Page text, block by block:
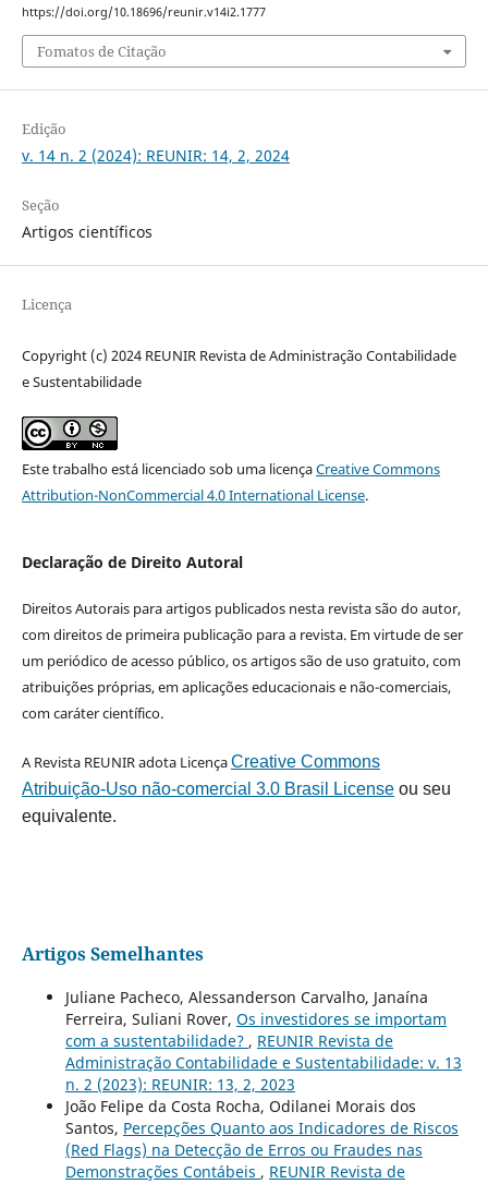
https://doi.org/10.18696/reunir.v14i2.1777
Fomatos de Citação
Edição
v. 14 n. 2 (2024): REUNIR: 14, 2, 2024
Seção
Artigos científicos
Licença
Copyright (c) 2024 REUNIR Revista de Administração Contabilidade
e Sustentabilidade
Este trabalho está licenciado sob uma licençaCreative Commons
Attribution-NonCommercial 4.0 International License.
Declaração de Direito Autoral
Direitos Autorais para artigos publicados nesta revista são do autor,
com direitos de primeira publicação para a revista. Em virtude de ser
um periódico de acesso público, os artigos são de uso gratuito, com
atribuições próprias, em aplicações educacionais e não-comerciais,
com caráter científico.
A Revista REUNIR adota LicençaCreative Commons
Atribuição-Uso não-comercial 3.0 Brasil Licenseou seu
equivalente.
Artigos Semelhantes
Juliane Pacheco, Alessanderson Carvalho, Janaína
Ferreira, Suliani Rover, Os investidores se importam
com a sustentabilidade? , REUNIR Revista de
Administração Contabilidade e Sustentabilidade: v. 13
n. 2 (2023): REUNIR: 13, 2, 2023
João Felipe da Costa Rocha, Odilanei Morais dos
Santos, Percepções Quanto aos Indicadores de Riscos
(Red Flags) na Detecção de Erros ou Fraudes nas
Demonstrações Contábeis , REUNIR Revista de